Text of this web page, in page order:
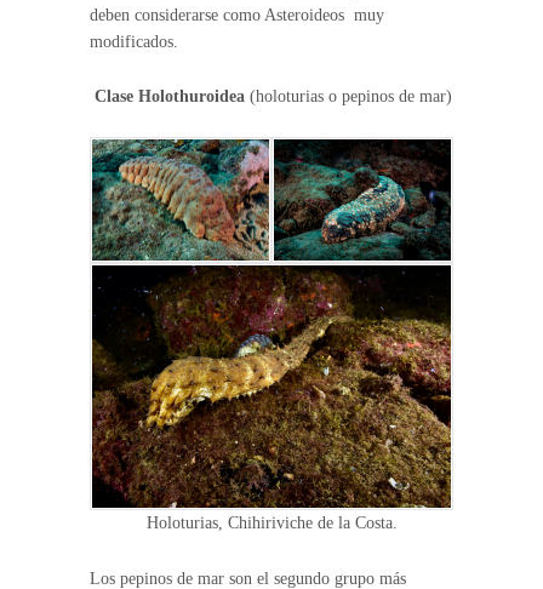
deben considerarse como Asteroideos muy
modificados.
Clase Holothuroidea (holoturias o pepinos de mar)
Holoturias, Chihiriviche de la Costa.
Los pepinos de mar son el segundo grupo más